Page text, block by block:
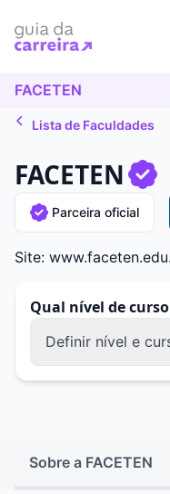
FACETEN
Lista de Faculdades
FACETEN
Parceira oficial
Site:
Qual nível de
Definir nível e
Sobre a FACETEN